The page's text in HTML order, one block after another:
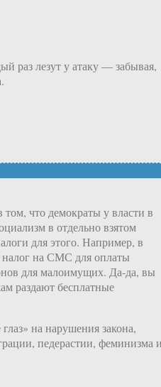
раз лезут у атаку — забывая,
что демократы у власти в
в отдельно взятом
для этого. Например, в
на СМС для оплаты
для малоимущих. Да-да, вы
раздают бесплатные
на нарушения закона,
педерастии, феминизма